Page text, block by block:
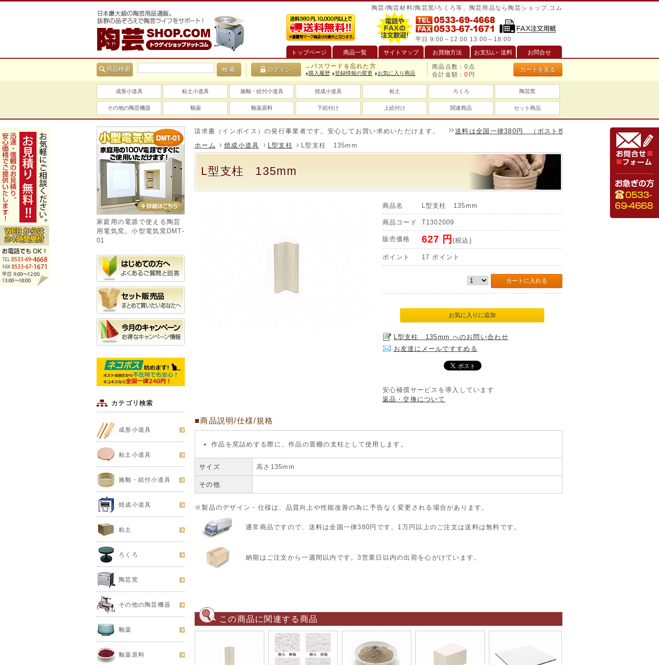
陶芸/陶芸材料/陶芸窯/ろくろ等、陶芸用品なら陶芸ショップ.コム
平日 9:00～12:00 13:00～18:00
トップページ
商品一覧 サイトマップ お買物方法 お支払い･送料 お問合せ
商品検索 →パスワードを忘れた方
購入履歴 登録情報の変更 お気に入り商品
商品点数：0 点
合計金額：0 円
カートを見る
成形小道具 粘土小道具 施釉・絵付小道具 焼成小道具 粘土 ろくろ 陶芸窯
その他の陶芸機器 釉薬 釉薬原料 下絵付け 上絵付け 関連商品 セット商品
当社は適格請求書（インボイス）の発行事業者です。安心してお買い求めいただけます。
送料は全国一律380円 （ポスト投函は240円）、一万円以上のお買い
ホーム
焼成小道具 L型支柱 L型支柱 135mm
L型支柱 135mm
商品名 L型支柱 135mm
商品コード T1302009
販売価格 627 円 (税込)
ポイント 17 ポイント
L型支柱 135mm へのお問い合わせ
お友達にメールですすめる
安心補償サービスを導入しています
返品・交換について
■商品説明/仕様/規格
作品を窯詰めする際に、作品の置棚の支柱として使用します。
サイズ 高さ135mm
その他
※製品のデザイン・仕様は、品質向上や性能改善の為に予告なく変更される場合があります。
通常商品ですので、送料は全国一律380円です。1万円以上のご注文は送料は無料です。
納期はご注文から一週間以内です。3営業日以内の出荷を心がけています。
この商品に関連する商品
家庭用の電源で使える陶芸
用電気窯。小型電気窯DMT-
01
カテゴリ検索
成形小道具
粘土小道具
施釉・絵付小道具
焼成小道具
粘土
ろくろ
陶芸窯
その他の陶芸機器
釉薬
釉薬原料